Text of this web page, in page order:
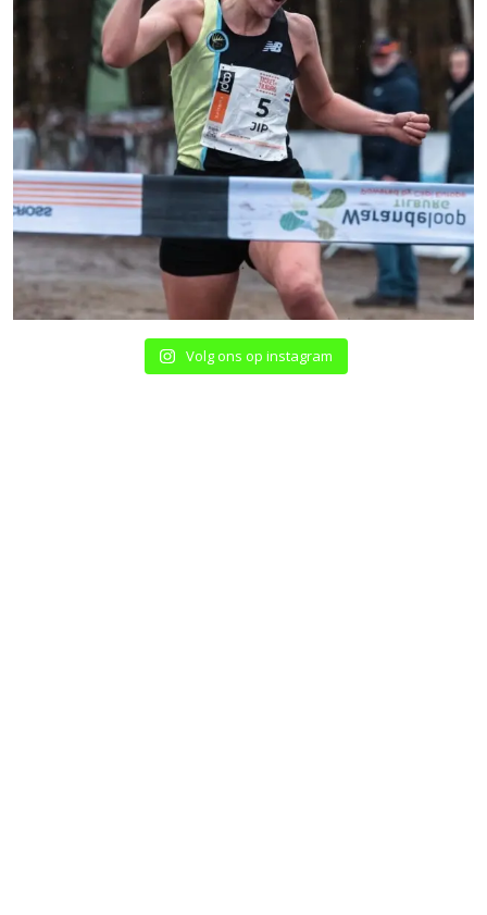
Volg ons op instagram